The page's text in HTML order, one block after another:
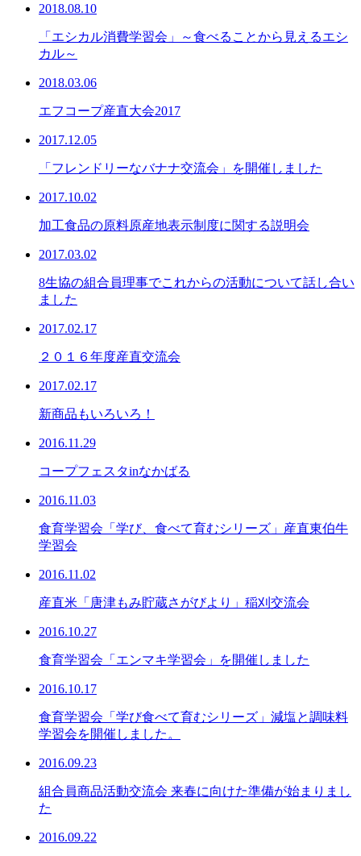
2018.08.10
「エシカル消費学習会」～食べることから見えるエシ
カル～
2018.03.06
エフコープ産直大会2017
2017.12.05
「フレンドリーなバナナ交流会」を開催しました
2017.10.02
加工食品の原料原産地表示制度に関する説明会
2017.03.02
8生協の組合員理事でこれからの活動について話し合い
ました
2017.02.17
２０１６年度産直交流会
2017.02.17
新商品もいろいろ！
2016.11.29
コープフェスタinなかばる
2016.11.03
食育学習会「学び、食べて育むシリーズ」産直東伯牛
学習会
2016.11.02
産直米「唐津もみ貯蔵さがびより」稲刈交流会
2016.10.27
食育学習会「エンマキ学習会」を開催しました
2016.10.17
食育学習会「学び食べて育むシリーズ」減塩と調味料
学習会を開催しました。
2016.09.23
組合員商品活動交流会 来春に向けた準備が始まりまし
た
2016.09.22